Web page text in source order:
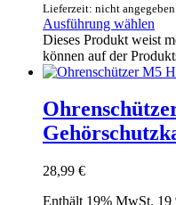
Lieferzeit: nicht angegeben
Ausführung wählen
Dieses Produkt weist
können auf der
28,99 €
Enthält 19% MwSt. 19